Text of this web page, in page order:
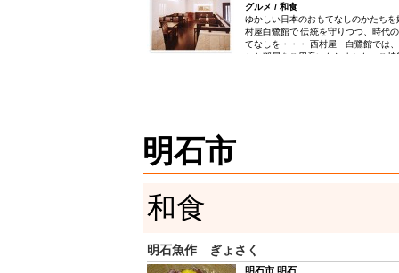
グルメ / 和食
ゆかしい日本のおもてなしのかたち
村屋白鷺館で 伝統を守りつつ、時代
てなしを・・・ 西村屋 白鷺館では
なお部屋をご用意いたしました。ご
明石市
和食
明石魚作 ぎょさく
明石市 明石